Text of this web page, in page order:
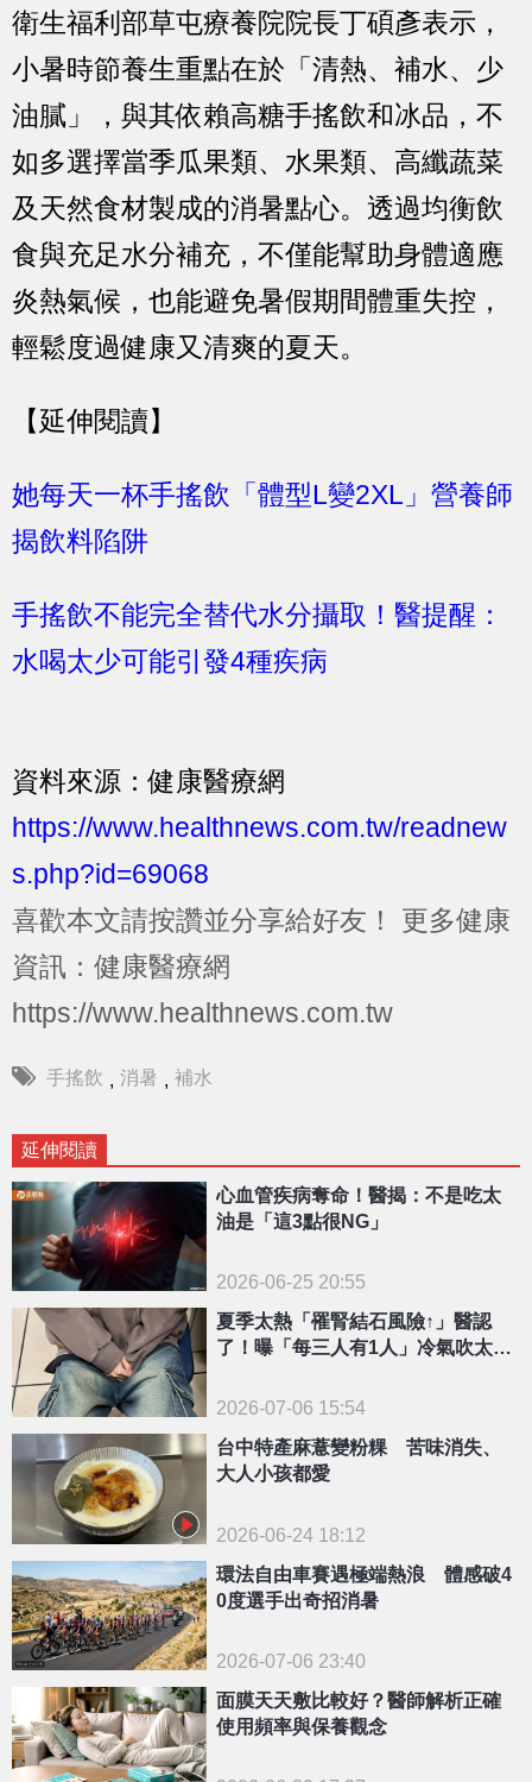
衛生福利部草屯療養院院長丁碩彥表示，
小暑時節養生重點在於「清熱、補水、少
油膩」，與其依賴高糖手搖飲和冰品，不
如多選擇當季瓜果類、水果類、高纖蔬菜
及天然食材製成的消暑點心。透過均衡飲
食與充足水分補充，不僅能幫助身體適應
炎熱氣候，也能避免暑假期間體重失控，
輕鬆度過健康又清爽的夏天。
【延伸閱讀】
她每天一杯手搖飲「體型L變2XL」營養師
揭飲料陷阱
手搖飲不能完全替代水分攝取！醫提醒：
水喝太少可能引發4種疾病
資料來源：健康醫療網
https://www.healthnews.com.tw/readnew
s.php?id=69068
喜歡本文請按讚並分享給好友！
更多健康
資訊：健康醫療網
https://www.healthnews.com.tw
手搖飲 , 消暑 , 補水
延伸閱讀
心血管疾病奪命！醫揭：不是吃太
油是「這3點很NG」
2026-06-25 20:55
夏季太熱「罹腎結石風險↑」醫認
了！曝「每三人有1人」冷氣吹太久
2026-07-06 15:54
台中特產麻薏變粉粿 苦味消失、
大人小孩都愛
2026-06-24 18:12
環法自由車賽遇極端熱浪 體感破4
0度選手出奇招消暑
2026-07-06 23:40
面膜天天敷比較好？醫師解析正確
使用頻率與保養觀念